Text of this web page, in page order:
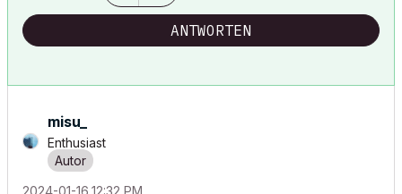
ANTWORTEN
misu_
Enthusiast
‎2024-01-16 12:32 PM